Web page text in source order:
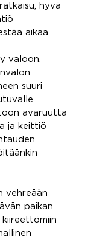
hyvä
aikaa.
valoon.
suuri
avaruutta
ja keittiö
vehreään
paikan
kiireettömiin